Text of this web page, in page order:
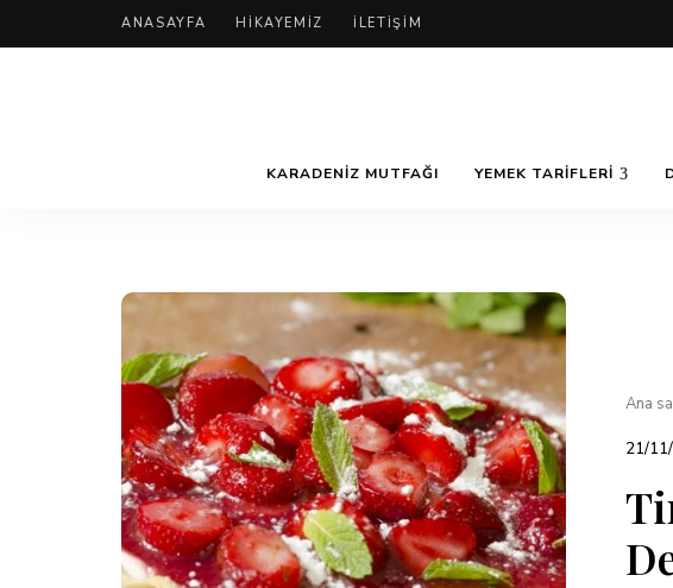
ANASAYFA HIKAYEMIZ İLETIŞIM
KARADENIZ MUTFAĞI YEMEK TARIFLERI
Ana
21/